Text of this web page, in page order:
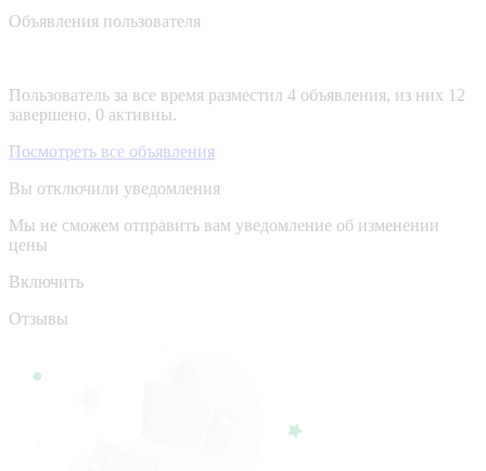
Объявления пользователя
Пользователь за все время разместил 4 объявления, из них 12
завершено, 0 активны.
Посмотреть все объявления
Вы отключили уведомления
Мы не сможем отправить вам уведомление об изменении
цены
Включить
Отзывы